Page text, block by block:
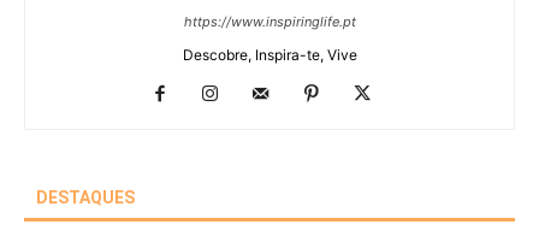
https://www.inspiringlife.pt
Descobre, Inspira-te, Vive
DESTAQUES